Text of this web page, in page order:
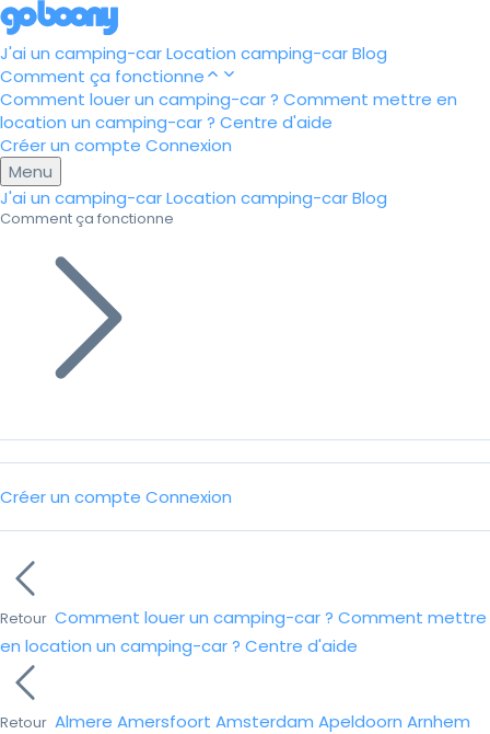
J'ai un camping-carLocation camping-carBlog
Comment ça fonctionne
Comment louer un camping-car ? Comment mettre en
location un camping-car ? Centre d'aide
Créer un compte Connexion
Menu
J'ai un camping-carLocation camping-carBlog
Comment ça fonctionne
Créer un compte Connexion
Retour Comment louer un camping-car ? Comment mettre
en location un camping-car ? Centre d'aide
Retour Almere Amersfoort Amsterdam Apeldoorn Arnhem